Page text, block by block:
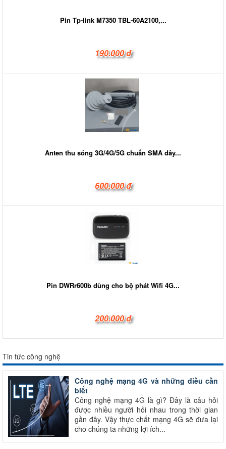
Pin Tp-link M7350 TBL-60A2100,...
190.000 đ
Anten thu sóng 3G/4G/5G chuẩn SMA dây...
600.000 đ
Pin DWRr600b dùng cho bộ phát Wifi 4G...
200.000 đ
Tin tức công nghệ
Công nghệ mạng 4G và những điều cần
biết
Công nghệ mạng 4G là gì? Đây là câu hỏi
được nhiều người hỏi nhau trong thời gian
gần đây. Vậy thực chất mạng 4G sẽ đưa lại
cho chúng ta những lợi ích...